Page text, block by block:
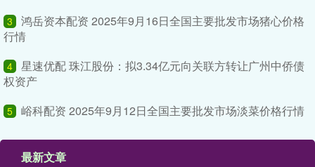
3
鸿岳资本配资 2025年9月16日全国主要批发市场猪心价格
行情
4 星速优配 珠江股份：拟3.34亿元向关联方转让广州中侨债
权资产
5 峪科配资 2025年9月12日全国主要批发市场淡菜价格行情
最新文章